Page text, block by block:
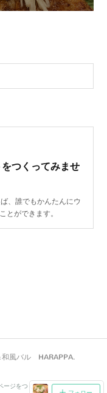
つくってみませ
、誰でもかんたんにウ
とができます。
和風バル HARAPPA.
ージをつくろう